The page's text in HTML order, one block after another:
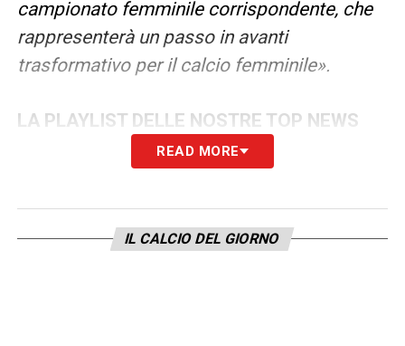
campionato femminile corrispondente, che
rappresenterà un passo in avanti
trasformativo per il calcio femminile».
LA PLAYLIST DELLE NOSTRE TOP NEWS
READ MORE
IL CALCIO DEL GIORNO